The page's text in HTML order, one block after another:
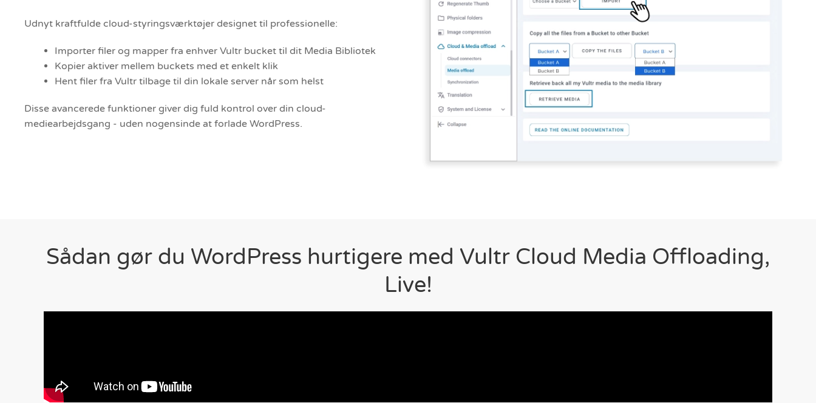
Udnyt kraftfulde cloud-styringsværktøjer designet til professionelle:
Importer filer og mapper fra enhver Vultr bucket til dit Media Bibliotek
Kopier aktiver mellem buckets med et enkelt klik
Hent filer fra Vultr tilbage til din lokale server når som helst
Disse avancerede funktioner giver dig fuld kontrol over din cloud-
mediearbejdsgang - uden nogensinde at forlade WordPress.
Sådan gør du WordPress hurtigere med Vultr Cloud Media Offloading,
Live!